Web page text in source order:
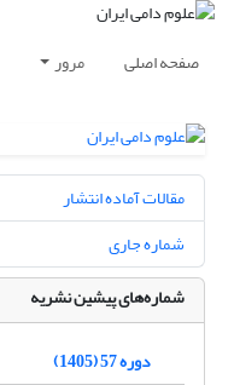
صفحه اصلی مرور
مقالات آماده انتشار
شماره جاری
شماره‌های پیشین نشریه
دوره 57 (1405)